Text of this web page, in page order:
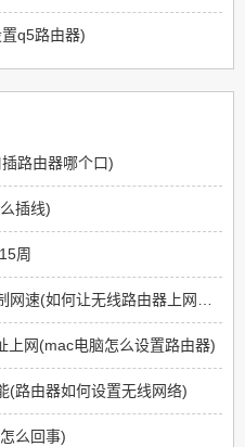
q5路由器)
路由器哪个口)
插线)
周
如何用路由器屏蔽视频网站和限制网速(如何让无线路由器上网限制那些网站不能上)
上网(mac电脑怎么设置路由器)
(路由器如何设置无线网络)
么回事)